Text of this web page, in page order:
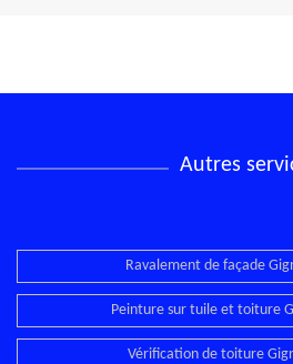
Autres
Ravalement de façade
Peinture sur tuile et toiture
Vérification de toiture